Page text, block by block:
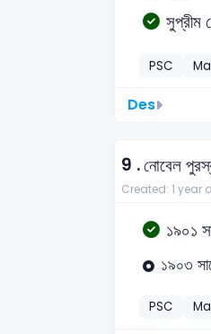
সুপ্রীম
PSC
Des
9 .নোবেল
Created: 1 year
১৯০১
১৯০৩
PSC